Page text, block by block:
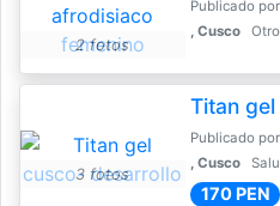
2 fotos
Publicado por
, Cusco
3 fotos
Titan
Publicado por
, Cusco
170 PEN